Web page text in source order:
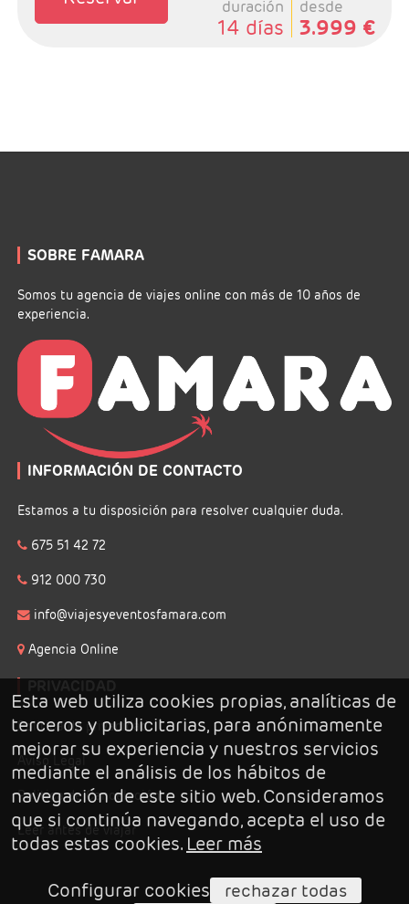
duración
14 días
desde
3.999 €
SOBRE FAMARA
Somos tu agencia de viajes online con más de 10 años de
experiencia.
INFORMACIÓN DE CONTACTO
Estamos a tu disposición para resolver cualquier duda.
675 51 42 72
912 000 730
info@viajesyeventosfamara.com
Agencia Online
Politica de privacidad
Aviso Legal
Politica de Cancelación
Leer antes de viajar
Esta web utiliza cookies propias, analíticas de
terceros y publicitarias, para anónimamente
mejorar su experiencia y nuestros servicios
mediante el análisis de los hábitos de
navegación de este sitio web. Consideramos
que si continúa navegando, acepta el uso de
todas estas cookies. Leer más
Configurar cookies
rechazar todas